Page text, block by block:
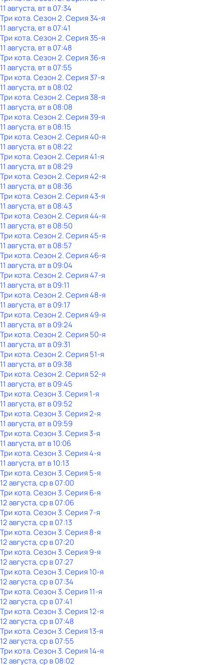
11 августа, вт в 07:34
Три кота. Сезон 2. Серия 34-я
11 августа, вт в 07:41
Три кота. Сезон 2. Серия 35-я
11 августа, вт в 07:48
Три кота. Сезон 2. Серия 36-я
11 августа, вт в 07:55
Три кота. Сезон 2. Серия 37-я
11 августа, вт в 08:02
Три кота. Сезон 2. Серия 38-я
11 августа, вт в 08:08
Три кота. Сезон 2. Серия 39-я
11 августа, вт в 08:15
Три кота. Сезон 2. Серия 40-я
11 августа, вт в 08:22
Три кота. Сезон 2. Серия 41-я
11 августа, вт в 08:29
Три кота. Сезон 2. Серия 42-я
11 августа, вт в 08:36
Три кота. Сезон 2. Серия 43-я
11 августа, вт в 08:43
Три кота. Сезон 2. Серия 44-я
11 августа, вт в 08:50
Три кота. Сезон 2. Серия 45-я
11 августа, вт в 08:57
Три кота. Сезон 2. Серия 46-я
11 августа, вт в 09:04
Три кота. Сезон 2. Серия 47-я
11 августа, вт в 09:11
Три кота. Сезон 2. Серия 48-я
11 августа, вт в 09:17
Три кота. Сезон 2. Серия 49-я
11 августа, вт в 09:24
Три кота. Сезон 2. Серия 50-я
11 августа, вт в 09:31
Три кота. Сезон 2. Серия 51-я
11 августа, вт в 09:38
Три кота. Сезон 2. Серия 52-я
11 августа, вт в 09:45
Три кота. Сезон 3. Серия 1-я
11 августа, вт в 09:52
Три кота. Сезон 3. Серия 2-я
11 августа, вт в 09:59
Три кота. Сезон 3. Серия 3-я
11 августа, вт в 10:06
Три кота. Сезон 3. Серия 4-я
11 августа, вт в 10:13
Три кота. Сезон 3. Серия 5-я
12 августа, ср в 07:00
Три кота. Сезон 3. Серия 6-я
12 августа, ср в 07:06
Три кота. Сезон 3. Серия 7-я
12 августа, ср в 07:13
Три кота. Сезон 3. Серия 8-я
12 августа, ср в 07:20
Три кота. Сезон 3. Серия 9-я
12 августа, ср в 07:27
Три кота. Сезон 3. Серия 10-я
12 августа, ср в 07:34
Три кота. Сезон 3. Серия 11-я
12 августа, ср в 07:41
Три кота. Сезон 3. Серия 12-я
12 августа, ср в 07:48
Три кота. Сезон 3. Серия 13-я
12 августа, ср в 07:55
Три кота. Сезон 3. Серия 14-я
12 августа, ср в 08:02